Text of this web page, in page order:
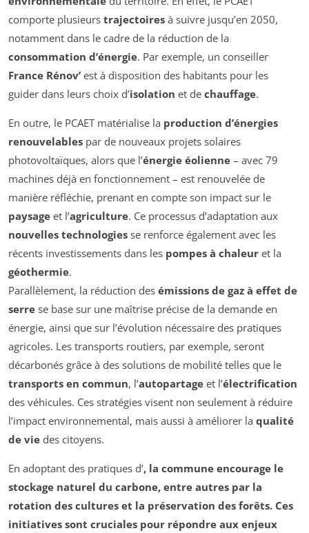
comporte plusieurs trajectoires à suivre jusqu’en 2050,
notamment dans le cadre de la réduction de la
consommation d’énergie. Par exemple, un conseiller
France Rénov’ est à disposition des habitants pour les
guider dans leurs choix d’isolation et de chauffage.
En outre, le PCAET matérialise la production d’énergies
renouvelables par de nouveaux projets solaires
photovoltaïques, alors que l’énergie éolienne – avec 79
machines déjà en fonctionnement – est renouvelée de
manière réfléchie, prenant en compte son impact sur le
paysage et l’agriculture. Ce processus d’adaptation aux
nouvelles technologies se renforce également avec les
récents investissements dans les pompes à chaleur et la
géothermie.
Parallèlement, la réduction des émissions de gaz à effet de
serre se base sur une maîtrise précise de la demande en
énergie, ainsi que sur l’évolution nécessaire des pratiques
agricoles. Les transports routiers, par exemple, seront
décarbonés grâce à des solutions de mobilité telles que le
transports en commun, l’autopartage et l’électrification
des véhicules. Ces stratégies visent non seulement à réduire
l’impact environnemental, mais aussi à améliorer la qualité
de vie des citoyens.
En adoptant des pratiques d’, la commune encourage le
stockage naturel du carbone, entre autres par la
rotation des cultures et la préservation des forêts. Ces
initiatives sont cruciales pour répondre aux enjeux